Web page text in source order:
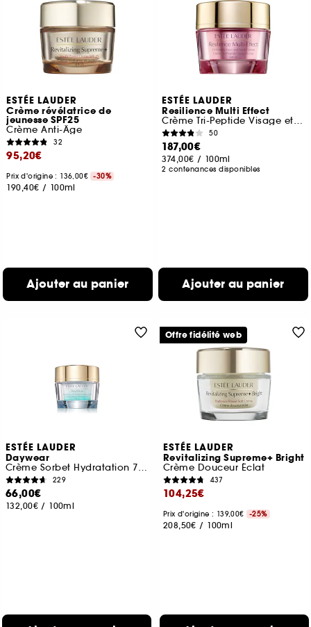
ESTÉE LAUDER
Crème révélatrice de
jeunesse SPF25
Crème Anti-Âge
32
95,20€
Prix d'origine : 136,00€ -30%
190,40€ / 100ml
Ajouter au panier
ESTÉE LAUDER
Resilience Multi Effect
Crème Tri-Peptide Visage et Cou SPF 15
50
187,00€
374,00€ / 100ml
2 contenances disponibles
Ajouter au panier
ESTÉE LAUDER
Daywear
Crème Sorbet Hydratation 72H SPF 15
229
66,00€
132,00€ / 100ml
ESTÉE LAUDER
Revitalizing Supreme+ Bright
Crème Douceur Éclat
437
104,25€
Prix d'origine : 139,00€ -25%
208,50€ / 100ml
Offre fidélité web